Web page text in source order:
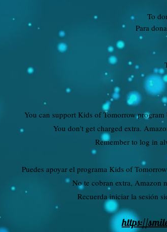
To
Para
You can support Kids of Tomorrow
You don't get charged extra.
Remember to log in
Puedes apoyar el programa Kids of
No te cobran extra, Amazon
Recuerda iniciar la sesión
https://